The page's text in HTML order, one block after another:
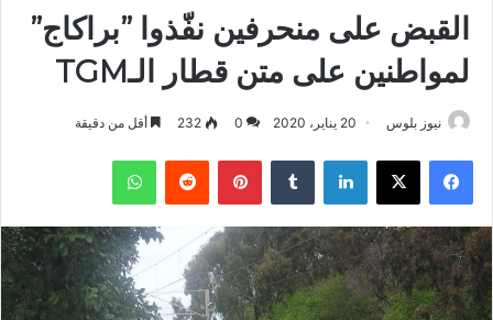
القبض على منحرفين نفّذوا ”براكاج”
لمواطنين على متن قطار الـTGM
نيوز بلوس 20 يناير، 2020 0
232 أقل من دقيقة
فيسبوك X لينكدإن بينتيريست واتساب